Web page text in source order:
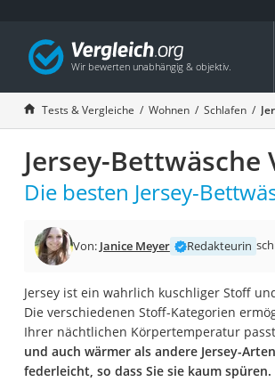
Tests & Vergleiche Wohnen Schlafen
Jersey-Bettwäsche
Die besten Jersey-
Von: Janice Meyer Redakteurin
Jersey ist ein wahrlich kuschliger Stoff
Die verschiedenen Stoff-Kategorien
Ihrer nächtlichen Körpertemperatur
und auch wärmer als andere Jersey-
federleicht, so dass Sie sie kaum spüren.